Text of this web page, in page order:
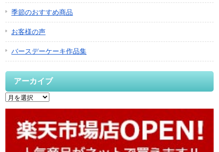
季節のおすすめ商品
お客様の声
バースデーケーキ作品集
アーカイブ